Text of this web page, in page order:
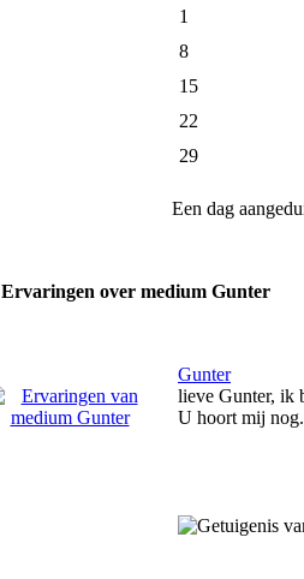
1
8
15
22
29
Een dag
Ervaringen over medium Gunter
Gunter
lieve Gunter, ik
U hoort mij